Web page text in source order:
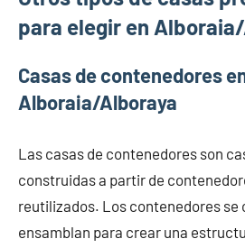
para elegir en
Casas de contenedores
Alboraia/Alboraya
Las casas de contenedores son
construidas a partir de
reutilizados. Los contenedores se
ensamblan para crear una